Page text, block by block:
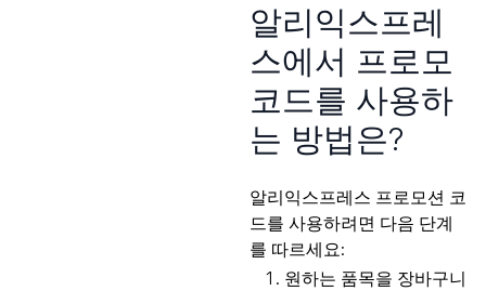
Redmi
13 12
transparent
against
scratches
알리익스프레
스에서 프로모
코드를 사용하
는 방법은?
알리익스프레스 프로모션 코
드를 사용하려면 다음 단계
를 따르세요:
원하는 품목을 장바구니